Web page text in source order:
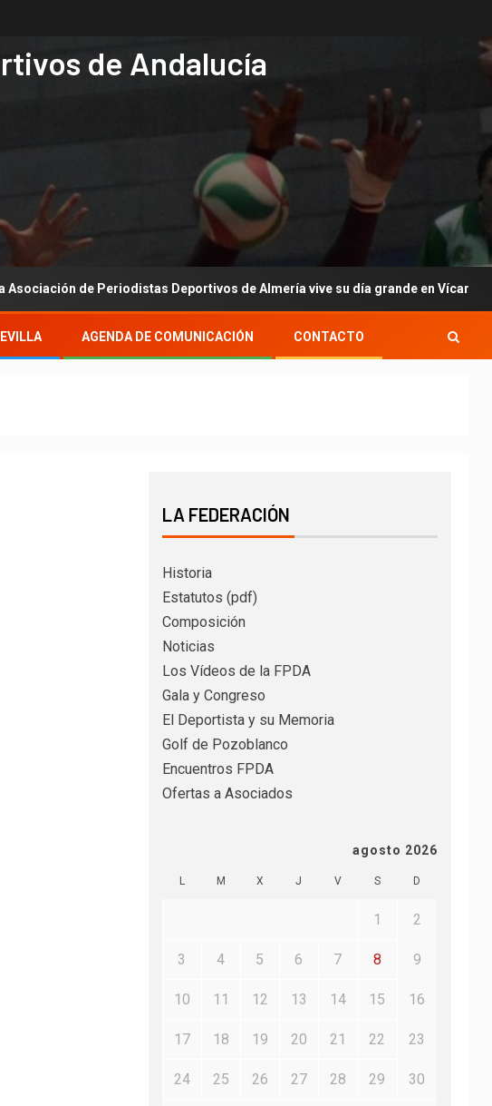
de Andalucía
de Periodistas Deportivos de Almería vive su día grande en Vícar con su gala
AGENDA DE COMUNICACIÓN CONTACTO
LA FEDERACIÓN
Historia
Estatutos (pdf)
Composición
Noticias
Los Vídeos de la FPDA
Gala y Congreso
El Deportista y su Memoria
Golf de Pozoblanco
Encuentros FPDA
Ofertas a Asociados
agosto 2026
L M X J V S D
1 2
3 4 5 6 7 8 9
10 11 12 13 14 15 16
17 18 19 20 21 22 23
24 25 26 27 28 29 30